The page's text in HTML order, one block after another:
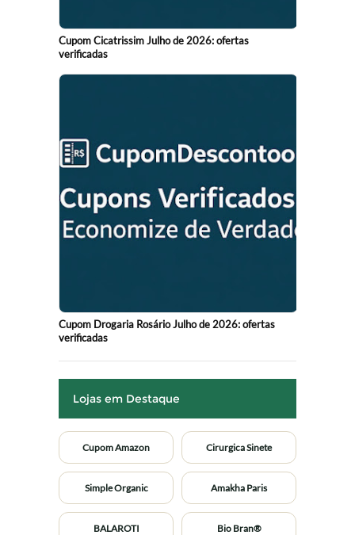
Cupom Cicatrissim Julho de 2026: ofertas
verificadas
Cupom Drogaria Rosário Julho de 2026: ofertas
verificadas
Lojas em Destaque
Cupom Amazon Cirurgica Sinete
Simple Organic Amakha Paris
BALAROTI Bio Bran®